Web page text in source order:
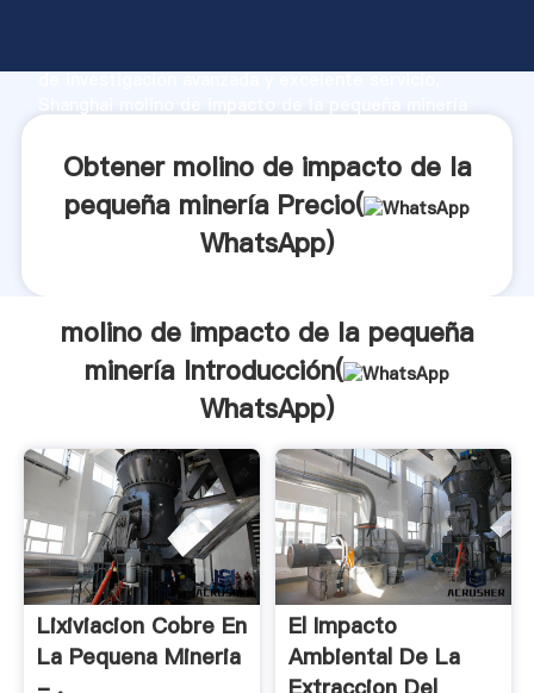
de investigación avanzada y excelente servicio,
clientes.
Obtener molino de impacto de la
pequeña minería Precio(
WhatsApp)
molino de impacto de la pequeña
minería Introducción(
WhatsApp)
Lixiviacion Cobre En
La Pequena Mineria
El Impacto
Ambiental De La